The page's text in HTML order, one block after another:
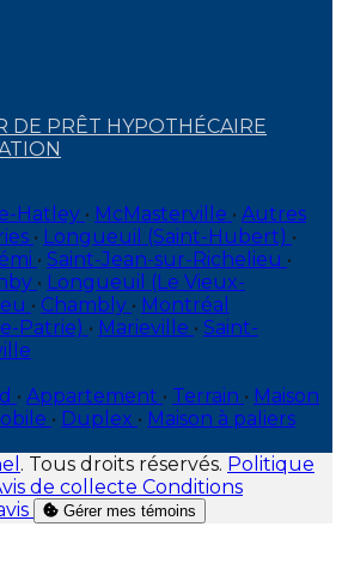
DE PRÊT HYPOTHÉCAIRE
Hatley • McMasterville • Autres
• Longueuil (Saint-Hubert) •
• Saint-Jean-sur-Richelieu •
• Longueuil (Le Vieux-
• Chambly • Montréal
Patrie) • Marieville • Saint-
• Appartement • Terrain • Maison
• Duplex • Maison à paliers
. Tous droits réservés. Politique
de collecte Conditions
Gérer mes témoins